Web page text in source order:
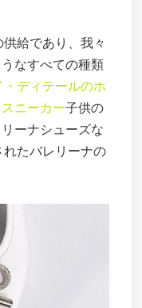
給であり、我々
なすべての種類
ディテールのホ
ニーカー子供の
ーナシューズな
たバレリーナの